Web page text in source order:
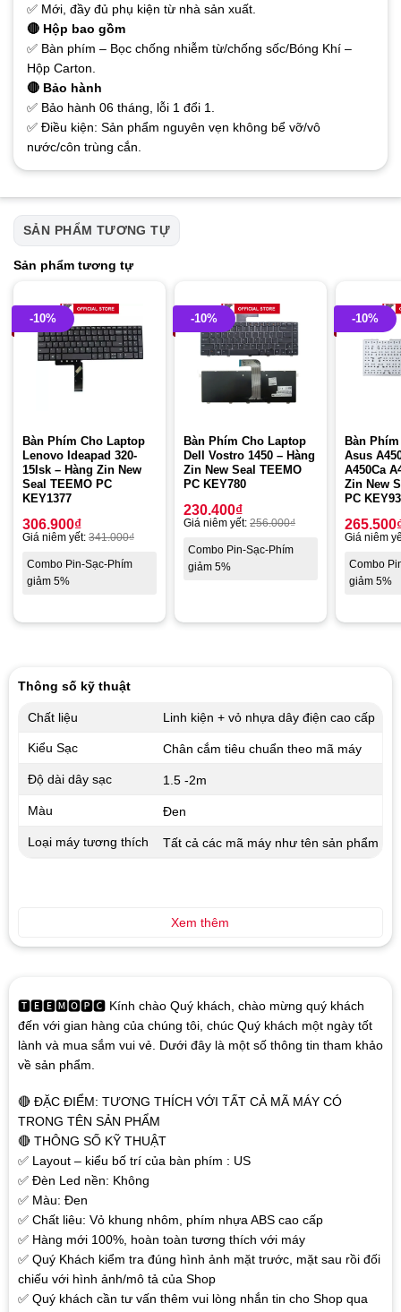
✅ Mới, đầy đủ phụ kiện từ nhà sản xuất.
🔴 Hộp bao gồm
✅ Bàn phím – Bọc chống nhiễm từ/chống sốc/Bóng Khí –
Hộp Carton.
🔴 Bảo hành
✅ Bảo hành 06 tháng, lỗi 1 đổi 1.
✅ Điều kiện: Sản phẩm nguyên vẹn không bể vỡ/vô
nước/côn trùng cắn.
SẢN PHẨM TƯƠNG TỰ
Sản phẩm tương tự
-10%
Bàn Phím Cho Laptop
Lenovo Ideapad 320-
15Isk – Hàng Zin New
Seal TEEMO PC
KEY1377
306.900₫
Giá niêm yết: 341.000₫
Combo Pin-Sạc-Phím
giảm 5%
-10%
Bàn Phím Cho Laptop
Dell Vostro 1450 – Hàng
Zin New Seal TEEMO
PC KEY780
230.400₫
Giá niêm yết: 256.000₫
Combo Pin-Sạc-Phím
giảm 5%
-10%
Bàn
Asus
A450Ca
Zin New
PC
265.500
Giá niêm
Combo
giảm 5%
🆃🅴🅴🅼🅾🅿🅲 Kính chào Quý khách, chào mừng quý khách
đến với gian hàng của chúng tôi, chúc Quý khách một ngày tốt
lành và mua sắm vui vẻ. Dưới đây là một số thông tin tham khảo
về sản phẩm.
🔴 ĐẶC ĐIỂM: TƯƠNG THÍCH VỚI TẤT CẢ MÃ MÁY CÓ
TRONG TÊN SẢN PHẨM
🔴 THÔNG SỐ KỸ THUẬT
✅ Layout – kiểu bố trí của bàn phím : US
✅ Đèn Led nền: Không
✅ Màu: Đen
✅ Chất liêu: Vỏ khung nhôm, phím nhựa ABS cao cấp
✅ Hàng mới 100%, hoàn toàn tương thích với máy
✅ Quý Khách kiểm tra đúng hình ảnh mặt trước, mặt sau rồi đối
chiếu với hình ảnh/mô tả của Shop
✅ Quý khách cần tư vấn thêm vui lòng nhắn tin cho Shop qua
Thông số kỹ thuật
Chất liệu Linh kiện + vỏ nhựa dây điện cao cấp
Kiểu Sạc Chân cắm tiêu chuẩn theo mã máy
Độ dài dây sạc 1.5 -2m
Màu Đen
Loại máy tương thích Tất cả các mã máy như tên sản phẩm
Xem thêm